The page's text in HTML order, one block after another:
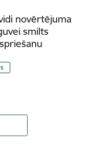
novērtējuma
smilts